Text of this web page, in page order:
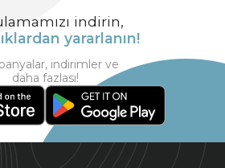
indirin,
yararlanın!
indirimler ve
daha fazlası!